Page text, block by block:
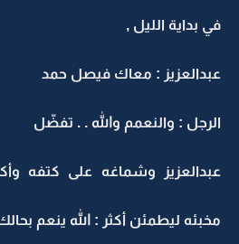
في بداية الليل ,
عبدالعزيز : معاك فيصل حمد
الرجل : والنعمم والله . . تفضّل
عبدالعزيز وشماغه على كتفه
مخبئه ليطمئن أكثر : الله ينعم بحالك